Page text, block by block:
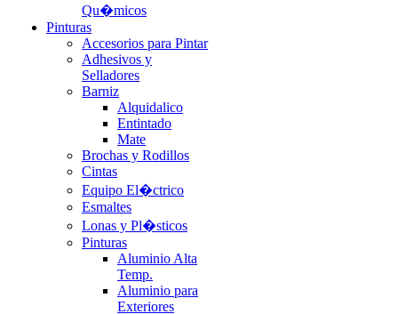
Qu�micos
Pinturas
Accesorios para Pintar
Adhesivos y
Selladores
Barniz
Alquidalico
Entintado
Mate
Brochas y Rodillos
Cintas
Equipo El�ctrico
Esmaltes
Lonas y Pl�sticos
Pinturas
Aluminio Alta
Temp.
Aluminio para
Exteriores